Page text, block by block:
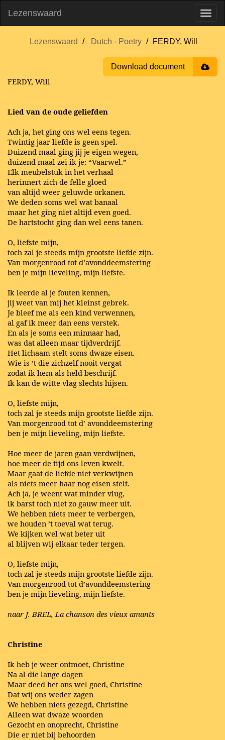
Lezenswaard
Lezenswaard Dutch - Poetry FERDY, Will
Download document
FERDY, Will
Lied van de oude geliefden
Ach ja, het ging ons wel eens tegen.
Twintig jaar liefde is geen spel.
Duizend maal ging jij je eigen wegen,
duizend maal zei ik je: “Vaarwel.”
Elk meubelstuk in het verhaal
herinnert zich de felle gloed
van altijd weer geluwde orkanen.
We deden soms wel wat banaal
maar het ging niet altijd even goed.
De hartstocht ging dan wel eens tanen.
O, liefste mijn,
toch zal je steeds mijn grootste liefde zijn.
Van morgenrood tot d’avonddeemstering
ben je mijn lieveling, mijn liefste.
Ik leerde al je fouten kennen,
jij weet van mij het kleinst gebrek.
Je bleef me als een kind verwennen,
al gaf ik meer dan eens verstek.
En als je soms een minnaar had,
was dat alleen maar tijdverdrijf.
Het lichaam stelt soms dwaze eisen.
Wie is ’t die zichzelf nooit vergat
zodat ik hem als held beschrijf.
Ik kan de witte vlag slechts hijsen.
O, liefste mijn,
toch zal je steeds mijn grootste liefde zijn.
Van morgenrood tot d’ avonddeemstering
ben je mijn lieveling, mijn liefste.
Hoe meer de jaren gaan verdwijnen,
hoe meer de tijd ons leven kwelt.
Maar gaat de liefde niet verkwijnen
als niets meer haar nog eisen stelt.
Ach ja, je weent wat minder vlug,
ik barst toch niet zo gauw meer uit.
We hebben niets meer te verbergen,
we houden ’t toeval wat terug.
We kijken wel wat beter uit
al blijven wij elkaar teder tergen.
O, liefste mijn,
toch zal je steeds mijn grootste liefde zijn.
Van morgenrood tot d’avonddeemstering
ben je mijn lieveling, mijn liefste.
naar J. BREL, La chanson des vieux amants
Christine
Ik heb je weer ontmoet, Christine
Na al die lange dagen
Maar deed het ons wel goed, Christine
Dat wij ons weder zagen
We hebben niets gezegd, Christine
Alleen wat dwaze woorden
Gezocht en onoprecht, Christine
Die er niet bij behoorden